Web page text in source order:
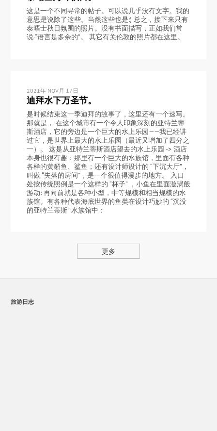
这是一个不同寻常的帖子。可以说几乎没有文字。我的
意思是说除了这些。当然这些也是:) 总之，接下来只有
泰晤士秋日氛围的照片。没有书面描写，正如我们常
说-“语言是多余的”。 其它有关伦敦的照片都在这里。
2021年 NOV月 17日
迪拜水下万圣节。
是时候结束这一季迪拜的故事了，这里还有一个速写。
那就是， 在这个城市有一个令人印象深刻的亚特兰蒂
斯酒店，它的旁边是一个巨大的水上乐园——我已经讲
过它，是世界上最大的水上乐园（最近又增加了四分之
一）。 这是从亚特兰蒂斯酒店望去的水上乐园 -> 酒店
本身也很有趣：那里有一个巨大的水族馆，里面有各种
各样的黄貂鱼、鲨鱼；还有设计师设计的 “下沉大厅”，
叫做 “失落的房间”，是一个很值得漫步的地方。 入口
处按传统照例是一个这样的 “杯子” ，小鱼在里面漩涡般
游动: 再向前就是各种小型，中等规模和相当规模的水
族馆。有各种代表海底世界的鱼类在设计巧妙的 “沉没
的亚特兰蒂斯” 水族馆中：
更多
旅游日志